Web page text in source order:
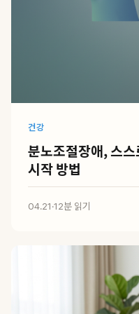
건강
분노조절장애, 스
시작 방법
04.21·12분 읽기